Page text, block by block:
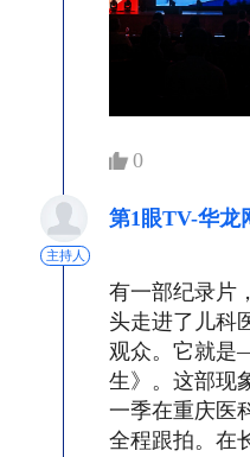
0
主持人
第1眼TV-华龙
有一部纪录片
头走进了儿科
观众。它就
生》。这部现
一季在重庆医
全程跟拍。在